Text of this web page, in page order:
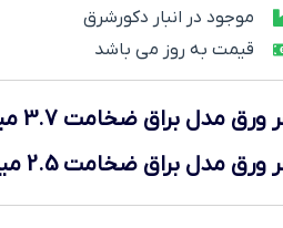
موجود در انبار دکورشرق
قیمت به روز می باشد
ورق مدل براق ضخامت 3.7 میلی متر
ورق مدل براق ضخامت 2.5 میلی متر